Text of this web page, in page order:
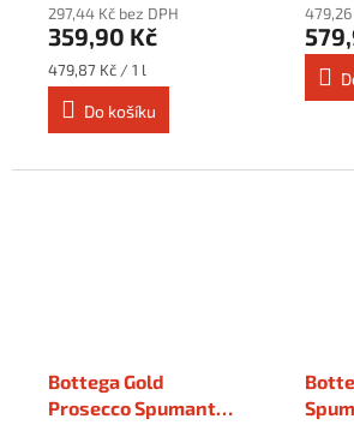
297,44 Kč bez DPH
359,90 Kč
Měrná
cena:
479,87 Kč / 1 l
Do košíku
479,26
Bottega Gold
Prosecco Spumante